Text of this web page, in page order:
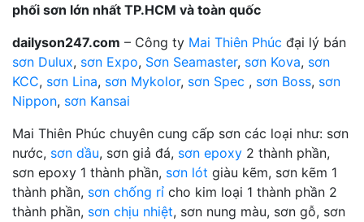
phối sơn lớn nhất TP.HCM và toàn quốc
dailyson247.com – Công ty Mai Thiên Phúc đại lý bán
sơn Dulux, sơn Expo, Sơn Seamaster, sơn Kova, sơn
KCC, sơn Lina, sơn Mykolor, sơn Spec , sơn Boss, sơn
Nippon, sơn Kansai
Mai Thiên Phúc chuyên cung cấp sơn các loại như: sơn
nước, sơn dầu, sơn giả đá, sơn epoxy 2 thành phần,
sơn epoxy 1 thành phần, sơn lót giàu kẽm, sơn kẽm 1
thành phần, sơn chống rỉ cho kim loại 1 thành phần 2
thành phần, sơn chịu nhiệt, sơn nung màu, sơn gỗ, sơn